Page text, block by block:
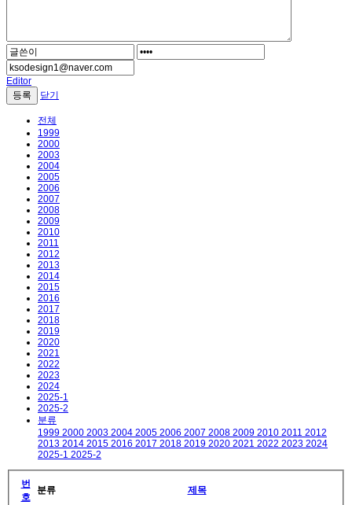
Editor
닫기
전체
1999
2000
2003
2004
2005
2006
2007
2008
2009
2010
2011
2012
2013
2014
2015
2016
2017
2018
2019
2020
2021
2022
2023
2024
2025-1
2025-2
분류
1999 2000 2003 2004 2005 2006 2007 2008 2009 2010 2011 2012
2013 2014 2015 2016 2017 2018 2019 2020 2021 2022 2023 2024
2025-1 2025-2
번
호
분류 제목